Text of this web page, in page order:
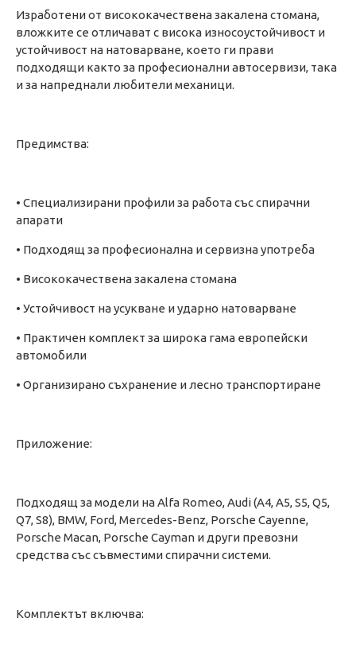
Изработени от висококачествена закалена стомана,
вложките се отличават с висока износоустойчивост и
устойчивост на натоварване, което ги прави
подходящи както за професионални автосервизи, така
и за напреднали любители механици.
Предимства:
• Специализирани профили за работа със спирачни
апарати
• Подходящ за професионална и сервизна употреба
• Висококачествена закалена стомана
• Устойчивост на усукване и ударно натоварване
• Практичен комплект за широка гама европейски
автомобили
• Организирано съхранение и лесно транспортиране
Приложение:
Подходящ за модели на Alfa Romeo, Audi (A4, A5, S5, Q5,
Q7, S8), BMW, Ford, Mercedes-Benz, Porsche Cayenne,
Porsche Macan, Porsche Cayman и други превозни
средства със съвместими спирачни системи.
Комплектът включва: